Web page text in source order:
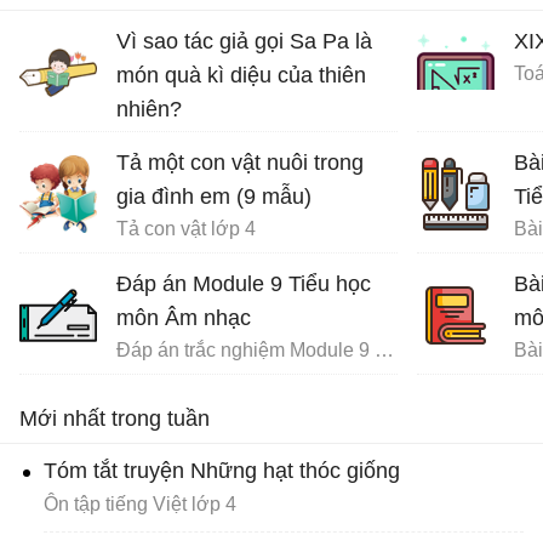
Vì sao tác giả gọi Sa Pa là
món quà kì diệu của thiên
nhiên?
Tả một con vật nuôi trong
gia đình em (9 mẫu)
Tả con vật lớp 4
Đáp án Module 9 Tiểu học
môn Âm nhạc
Đáp án trắc nghiệm Module 9 Tiểu học
Mới nhất trong tuần
Tóm tắt truyện Những hạt thóc giống
Ôn tập tiếng Việt lớp 4